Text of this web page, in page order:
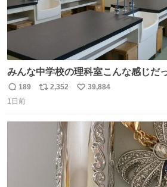
みんな中学校の理科室こんな感じだ
返
信
189
リ
2,352
い
39,884
1日前